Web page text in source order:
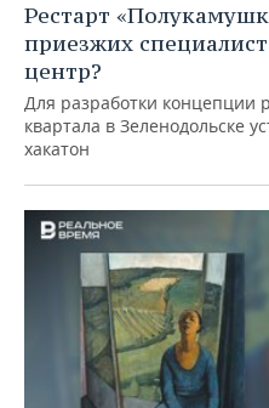
Рестарт
приезжих
центр?
Для разработки концепции
квартала в Зеленодольске
хакатон